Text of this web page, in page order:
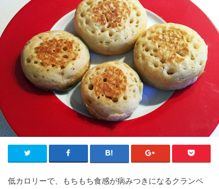
低カロリーで、もちもち食感が病みつきになるクランペ